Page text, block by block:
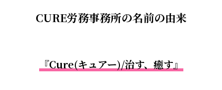
CURE労務事務所の名前の由来
『Cure(キュアー)/治す、癒す』